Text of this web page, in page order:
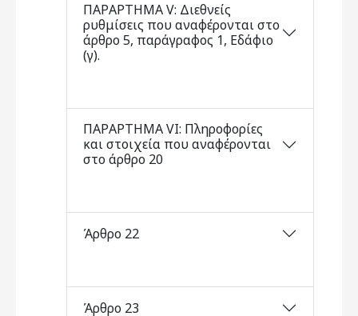
ΠΑΡΑΡΤΗΜΑ V: Διεθνείς
ρυθμίσεις που αναφέρονται στο
άρθρο 5, παράγραφος 1, Εδάφιο
(γ).
ΠΑΡΑΡΤΗΜΑ VI: Πληροφορίες
και στοιχεία που αναφέρονται
στο άρθρο 20
Άρθρο 22
Άρθρο 23